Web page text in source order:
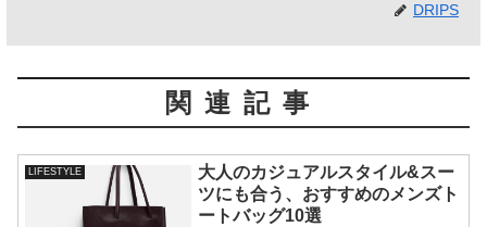
DRIPS
関連記事
LIFESTYLE
大人のカジュアルスタイル&スー
ツにも合う、おすすめのメンズト
ートバッグ10選